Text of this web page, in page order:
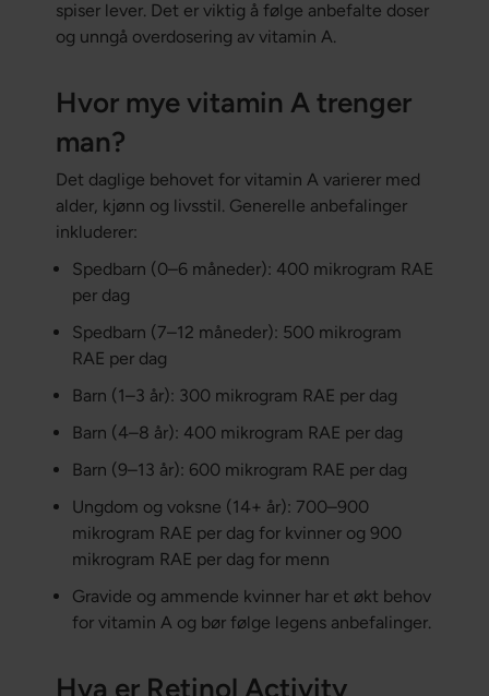
spiser lever. Det er viktig å følge anbefalte doser
og unngå overdosering av vitamin A.
Hvor mye vitamin A trenger
man?
Det daglige behovet for vitamin A varierer med
alder, kjønn og livsstil. Generelle anbefalinger
inkluderer:
Spedbarn (0–6 måneder): 400 mikrogram RAE
per dag
Spedbarn (7–12 måneder): 500 mikrogram
RAE per dag
Barn (1–3 år): 300 mikrogram RAE per dag
Barn (4–8 år): 400 mikrogram RAE per dag
Barn (9–13 år): 600 mikrogram RAE per dag
Ungdom og voksne (14+ år): 700–900
mikrogram RAE per dag for kvinner og 900
mikrogram RAE per dag for menn
Gravide og ammende kvinner har et økt behov
for vitamin A og bør følge legens anbefalinger.
Hva er Retinol Activity